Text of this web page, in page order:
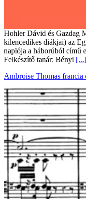
Hohler Dávid és Gazdag
kilencedikes diákjai) az
naplója a háborúból című
Felkészítő tanár: Bényi [...]
Ambroise Thomas francia